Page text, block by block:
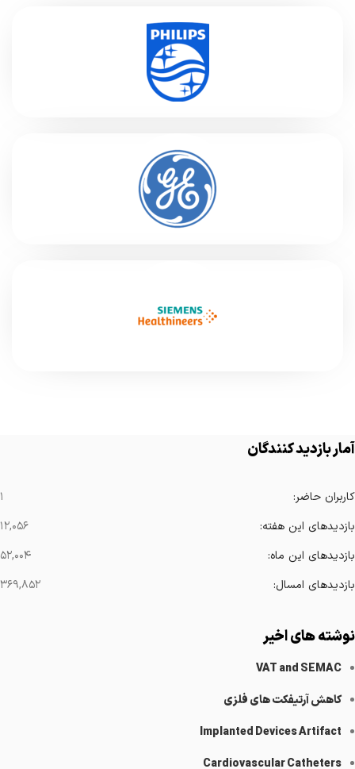
آمار بازدید کنندگان
کاربران حاضر:
۱
بازدیدهای این هفته:
۱۲,۰۵۶
بازدیدهای این ماه:
۵۲,۰۰۴
بازدیدهای امسال:
۳۶۹,۸۵۲
نوشته های اخیر
VAT and SEMAC
کاهش آرتیفکت های فلزی
Implanted Devices Artifact
Cardiovascular Catheters